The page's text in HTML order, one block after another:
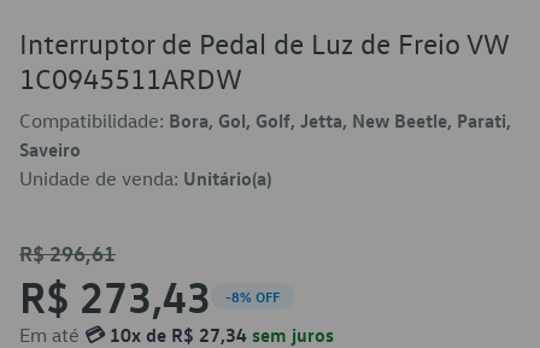
Interruptor de Pedal de Luz de Freio VW
1C0945511ARDW
Compatibilidade: Bora, Gol, Golf, Jetta, New Beetle, Parati,
Saveiro
Unidade de venda: Unitário(a)
R$ 296,61
R$ 273,43 -8% OFF
Em até 💳 10x de R$ 27,34 sem juros